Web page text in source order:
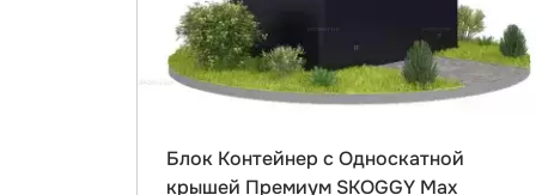
Блок Контейнер с Односкатной
крышей Премиум SKOGGY Max